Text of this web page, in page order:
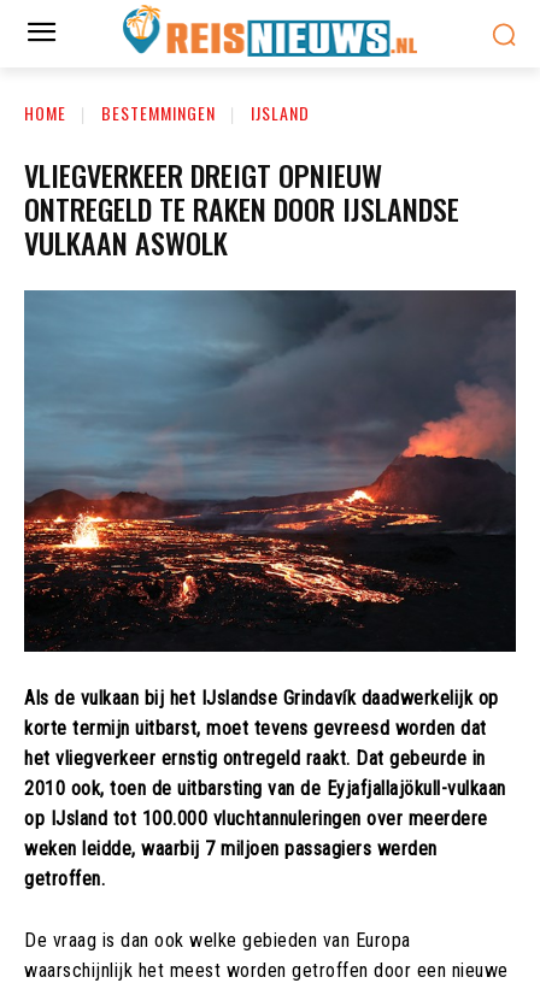
HOME BESTEMMINGEN IJSLAND
VLIEGVERKEER DREIGT OPNIEUW
ONTREGELD TE RAKEN DOOR IJSLANDSE
VULKAAN ASWOLK
Als de vulkaan bij het IJslandse Grindavík daadwerkelijk op
korte termijn uitbarst, moet tevens gevreesd worden dat
het vliegverkeer ernstig ontregeld raakt. Dat gebeurde in
2010 ook, toen de uitbarsting van de Eyjafjallajökull-vulkaan
op IJsland tot 100.000 vluchtannuleringen over meerdere
weken leidde, waarbij 7 miljoen passagiers werden
getroffen.
De vraag is dan ook welke gebieden van Europa
waarschijnlijk het meest worden getroffen door een nieuwe